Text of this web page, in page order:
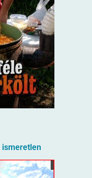
ismeretlen